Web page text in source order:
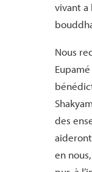
vivant
Nous
des
en